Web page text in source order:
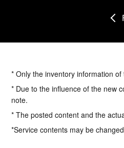
* Only the inventory information
* Due to the influence of the new
note.
* The posted content and the
*Service contents may be